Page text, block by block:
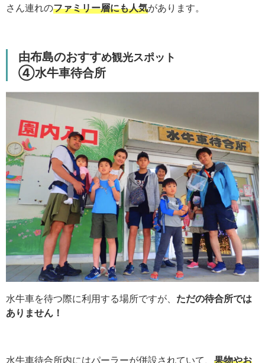
さん連れのファミリー層にも人気があります。
由布島のおすすめ観光スポット
④水牛車待合所
水牛車を待つ際に利用する場所ですが、 ただの待合所では
ありません！
水牛車待合所内にはパーラーが併設されていて、 果物やお